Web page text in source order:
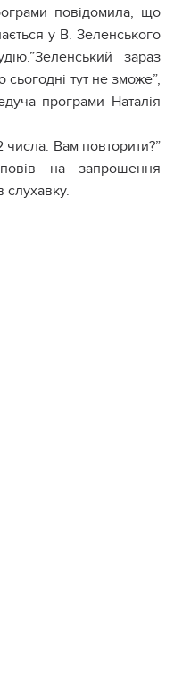
повідомила, що
у В. Зеленського
зараз
сьогодні тут не зможе”,
програми Наталія
числа. Вам повторити?”
на запрошення
слухавку.